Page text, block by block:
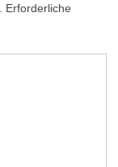
Erforderliche